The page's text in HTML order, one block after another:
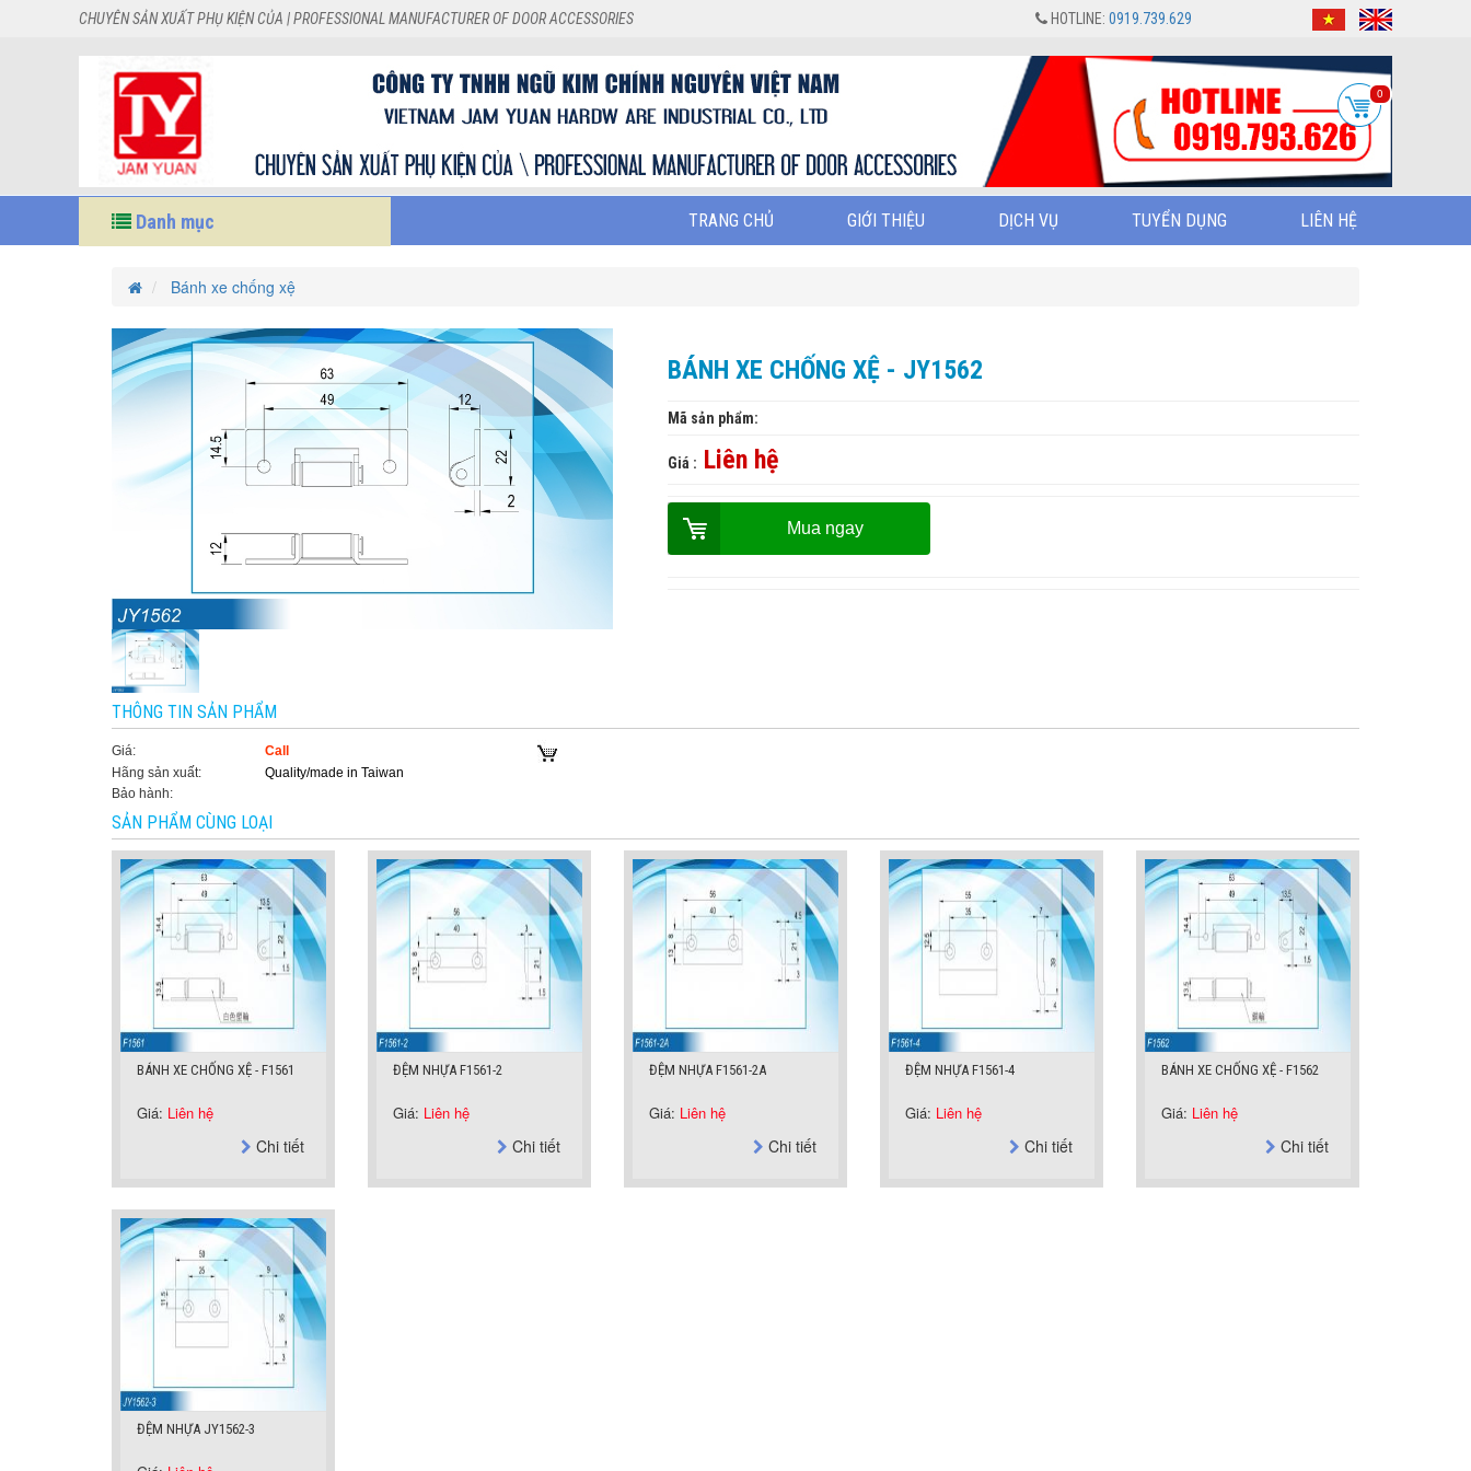
CHUYÊN SẢN XUẤT PHỤ KIỆN CỦA | PROFESSIONAL MANUFACTURER OF DOOR ACCESSORIES HOTLINE: 0919.739.629
0
Danh mục TRANG CHỦ GIỚI THIỆU DỊCH VỤ TUYỂN DỤNG LIÊN HỆ
Bánh xe chống xệ
BÁNH XE CHỐNG XỆ - JY1562
Mã sản phẩm:
Giá : Liên hệ
Mua ngay
THÔNG TIN SẢN PHẨM
Giá:
Call
Hãng sản xuất:
Quality/made in Taiwan
Bảo hành:
SẢN PHẨM CÙNG LOẠI
BÁNH XE CHỐNG XỆ - F1561
Giá: Liên hệ
Chi tiết
ĐỆM NHỰA F1561-2
Giá: Liên hệ
Chi tiết
ĐỆM NHỰA F1561-2A
Giá: Liên hệ
Chi tiết
ĐỆM NHỰA F1561-4
Giá: Liên hệ
Chi tiết
BÁNH XE CHỐNG XỆ - F1562
Giá: Liên hệ
Chi tiết
ĐỆM NHỰA JY1562-3